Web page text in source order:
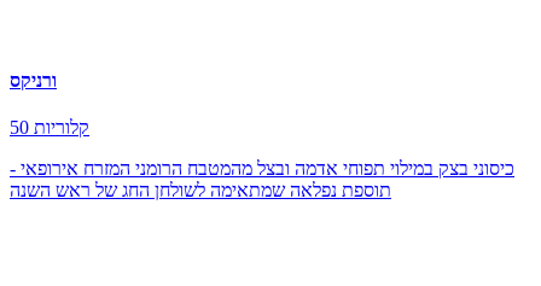
ורניקס
50 קלוריות
כיסוני בצק במילוי תפוחי אדמה ובצל מהמטבח הרומני המזרח אירופאי -
תוספת נפלאה שמתאימה לשולחן החג של ראש השנה